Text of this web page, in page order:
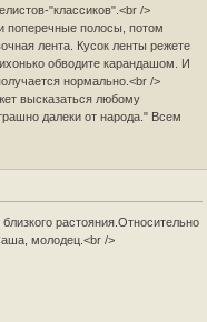
"классиков".<br />
поперечные полосы, потом
лента. Кусок ленты режете
обводите карандашом. И
нормально.<br />
высказаться любому
далеки от народа." Всем
растояния.Относительно
молодец.<br />